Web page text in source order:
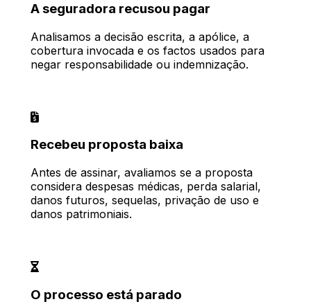
A seguradora recusou pagar
Analisamos a decisão escrita, a apólice, a
cobertura invocada e os factos usados para
negar responsabilidade ou indemnização.
Recebeu proposta baixa
Antes de assinar, avaliamos se a proposta
considera despesas médicas, perda salarial,
danos futuros, sequelas, privação de uso e
danos patrimoniais.
O processo está parado